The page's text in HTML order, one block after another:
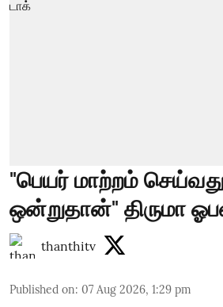
"பெயர் மாற்றம்
ஒன்றுதான்" திருமா
thanthitv
Published on: 07 Aug 2026, 1:29 pm